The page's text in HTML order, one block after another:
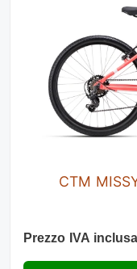
CTM
Prezzo IVA inclusa